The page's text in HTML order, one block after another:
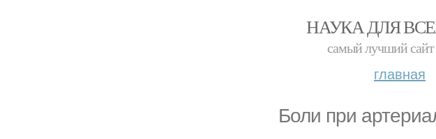
НАУКА ДЛЯ
самый лучший
главная
Боли при